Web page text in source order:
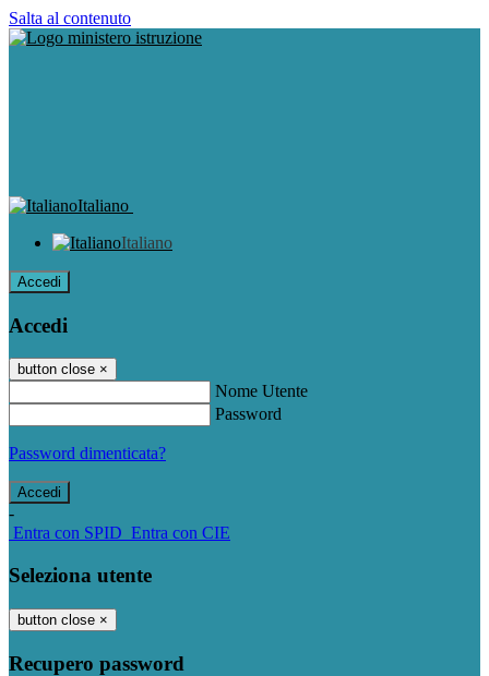
Salta al contenuto
Italiano
Italiano
Accedi
Accedi
button close ×
Nome Utente
Password
Password dimenticata?
-
Entra con SPID Entra con CIE
Seleziona utente
button close ×
Recupero password